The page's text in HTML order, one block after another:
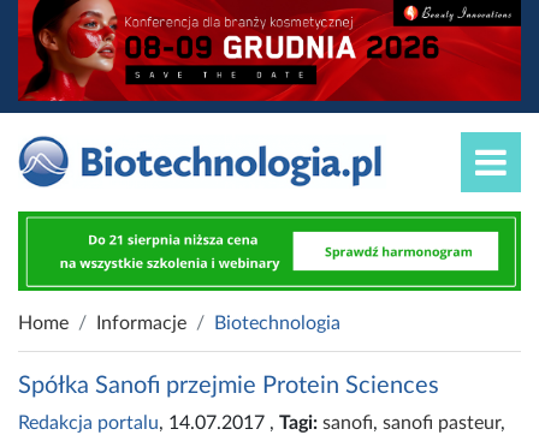
Home Informacje Biotechnologia
Spółka Sanofi przejmie Protein Sciences
Redakcja portalu, 14.07.2017 , Tagi: sanofi, sanofi pasteur,